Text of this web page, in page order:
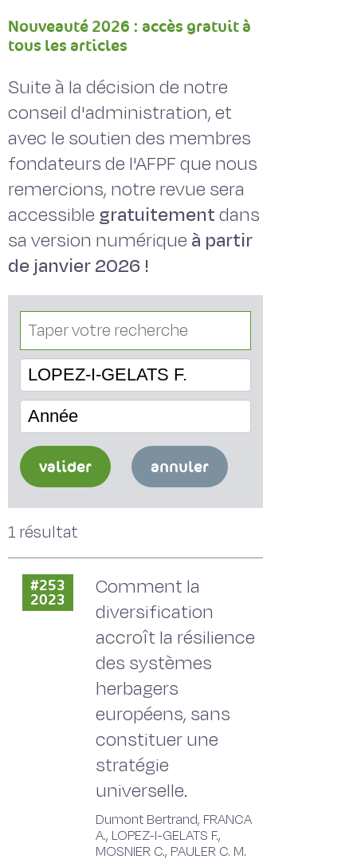
Nouveauté 2026 : accès gratuit à
tous les articles
Suite à la décision de notre
conseil d'administration, et
avec le soutien des membres
fondateurs de l'AFPF que nous
remercions, notre revue sera
accessible gratuitementdans
sa version numérique à partir
de janvier 2026 !
LOPEZ-I-GELATS F.
Année
valider annuler
1 résultat
#253
2023
Comment la
diversification
accroît la résilience
des systèmes
herbagers
européens, sans
constituer une
stratégie
universelle.
Dumont Bertrand, FRANCA
A., LOPEZ-I-GELATS F.,
MOSNIER C., PAULER C. M.